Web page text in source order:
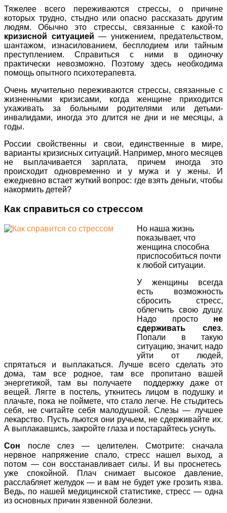
Тяжелее всего переживаются стрессы, о причине
которых трудно, стыдно или опасно рассказать другим
людям. Обычно это стрессы, связанные с какой-то
кризисной ситуацией — унижением, предательством,
шантажом, изнасилованием, бесплодием или тайным
преступлением. Справиться с ними в одиночку
практически невозможно. Поэтому здесь необходима
помощь опытного психотерапевта.
Очень мучительно переживаются стрессы, связанные с
жизненными кризисами, когда женщине приходится
ухаживать за больными родителями или детьми-
инвалидами, иногда это длится не дни и не месяцы, а
годы.
России свойственны и свои, единственные в мире,
варианты кризисных ситуаций. Например, много месяцев
не выплачивается зарплата, причем иногда это
происходит одновременно и у мужа и у жены. И
ежедневно встает жуткий вопрос: где взять деньги, чтобы
накормить детей?
Как справиться со стрессом
Но наша жизнь
показывает, что
женщина способна
приспособиться почти
к любой ситуации.
У женщины всегда
есть возможность
сбросить стресс,
облегчить свою душу.
Надо просто не
сдерживать слез.
Попали в такую
ситуацию, значит, надо
уйти от людей,
спрятаться и выплакаться. Лучше всего сделать это
дома, там все родное, там все пропитано вашей
энергетикой, там вы получаете поддержку даже от
вещей. Лягте в постель, уткнитесь лицом в подушку и
плачьте, пока не поймете, что стало легче. Не стыдитесь
себя, не считайте себя малодушной. Слезы — лучшее
лекарство. Пусть льются они ручьем, не сдерживайте их.
А выплакавшись, закройте глаза и постарайтесь уснуть.
Сон после слез — целителен. Смотрите: сначала
нервное напряжение спало, стресс нашел выход, а
потом — сон восстанавливает силы. И вы проснетесь
уже спокойной. Плач снимает высокое давление,
расслабляет желудок — и вам не будет уже грозить язва.
Ведь, по нашей медицинской статистике, стресс — одна
из основных причин язвенной болезни.